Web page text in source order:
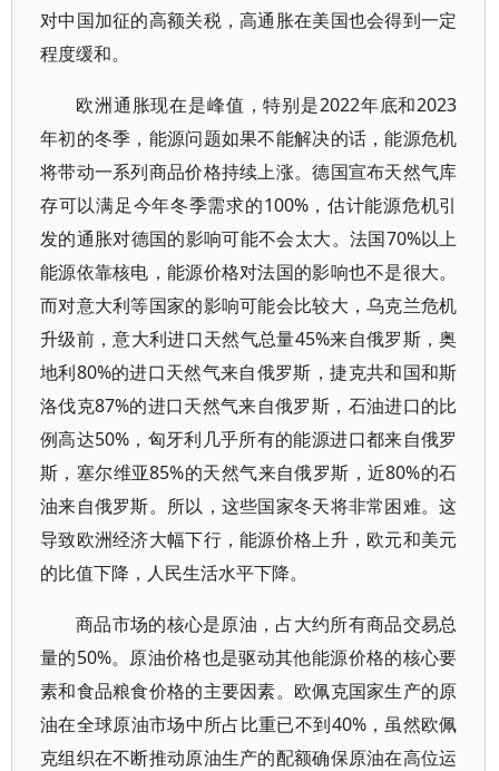
对中国加征的高额关税，高通胀在美国也会得到一定
程度缓和。
欧洲通胀现在是峰值，特别是2022年底和2023
年初的冬季，能源问题如果不能解决的话，能源危机
将带动一系列商品价格持续上涨。德国宣布天然气库
存可以满足今年冬季需求的100%，估计能源危机引
发的通胀对德国的影响可能不会太大。法国70%以上
能源依靠核电，能源价格对法国的影响也不是很大。
而对意大利等国家的影响可能会比较大，乌克兰危机
升级前，意大利进口天然气总量45%来自俄罗斯，奥
地利80%的进口天然气来自俄罗斯，捷克共和国和斯
洛伐克87%的进口天然气来自俄罗斯，石油进口的比
例高达50%，匈牙利几乎所有的能源进口都来自俄罗
斯，塞尔维亚85%的天然气来自俄罗斯，近80%的石
油来自俄罗斯。所以，这些国家冬天将非常困难。这
导致欧洲经济大幅下行，能源价格上升，欧元和美元
的比值下降，人民生活水平下降。
商品市场的核心是原油，占大约所有商品交易总
量的50%。原油价格也是驱动其他能源价格的核心要
素和食品粮食价格的主要因素。欧佩克国家生产的原
油在全球原油市场中所占比重已不到40%，虽然欧佩
克组织在不断推动原油生产的配额确保原油在高位运